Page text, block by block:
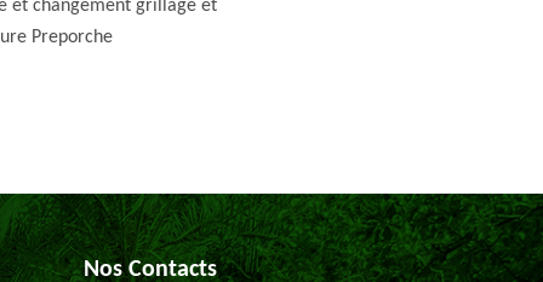
et changement grillage et
Preporche
Nos Contacts